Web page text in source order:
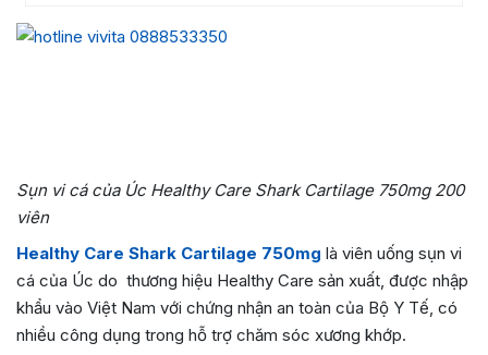
Sụn vi cá của Úc Healthy Care Shark Cartilage 750mg 200
viên
Healthy Care Shark Cartilage 750mg là viên uống sụn vi
cá của Úc do thương hiệu Healthy Care sản xuất, được nhập
khẩu vào Việt Nam với chứng nhận an toàn của Bộ Y Tế, có
nhiều công dụng trong hỗ trợ chăm sóc xương khớp.